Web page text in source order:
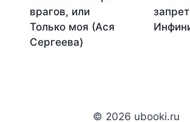
врагов, или
Только моя (Ася
Сергеева)
© 2026 ubooki.ru